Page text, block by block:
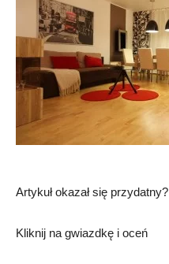
Artykuł okazał się przydatny?
Kliknij na gwiazdkę i oceń